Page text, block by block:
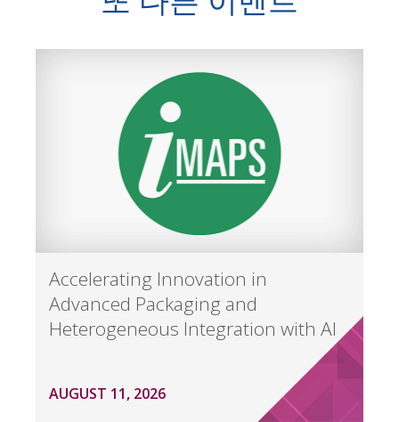
Accelerating Innovation in
Advanced Packaging and
Heterogeneous Integration with AI
AUGUST 11, 2026